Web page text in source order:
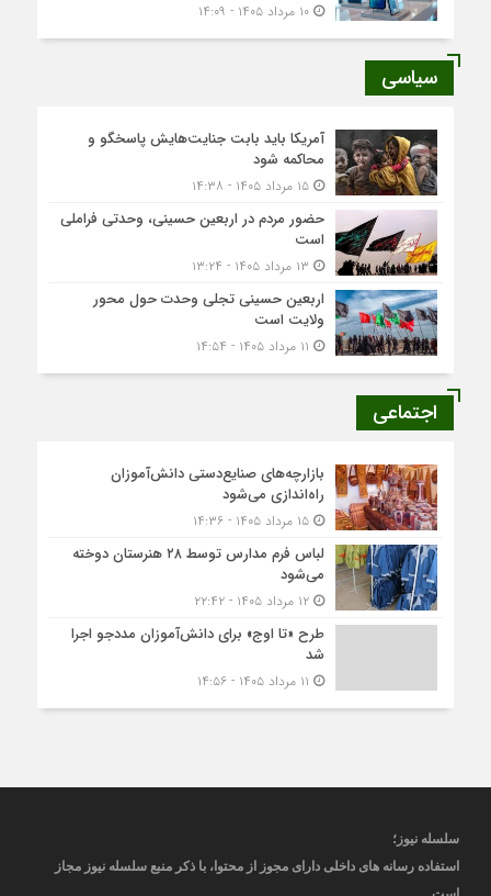
۱۰ مرداد ۱۴۰۵ - ۱۴:۰۹
سیاسی
آمریکا باید بابت جنایت‌هایش پاسخگو و
محاکمه شود
۱۵ مرداد ۱۴۰۵ - ۱۴:۳۸
حضور مردم در اربعین حسینی، وحدتی فراملی
است
اربعین حسینی تجلی وحدت حول محور
ولایت است
اجتماعی
بازارچه‌های صنایع‌دستی دانش‌آموزان
راه‌اندازی می‌شود
۱۵ مرداد ۱۴۰۵ - ۱۴:۳۶
لباس فرم مدارس توسط ۲۸ هنرستان‌ دوخته
می‌شود
۱۲ مرداد ۱۴۰۵ - ۲۲:۴۲
طرح «تا اوج» برای دانش‌آموزان مددجو اجرا
شد
سلسله نیوز؛
استفاده رسانه های داخلی دارای مجوز از محتوا، با ذکر منبع سلسله نیوز مجاز